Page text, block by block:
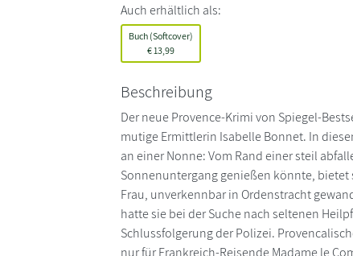
Auch erhältlich als:
Buch (Softcover)
€ 13,99
Beschreibung
Der neue Provence-Krimi von Spiegel-
mutige Ermittlerin Isabelle Bonnet. In
an einer Nonne: Vom Rand einer steil
Sonnenuntergang genießen könnte,
Frau, unverkennbar in Ordenstracht
hatte sie bei der Suche nach seltenen
Schlussfolgerung der Polizei.
nur für Frankreich-Reisende Madame le